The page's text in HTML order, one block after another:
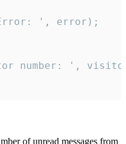
', error);
number: ',
of unread messages from